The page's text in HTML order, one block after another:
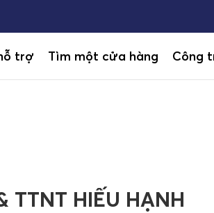
trợ Tìm một cửa hàng Công
TTNT HIẾU HẠNH